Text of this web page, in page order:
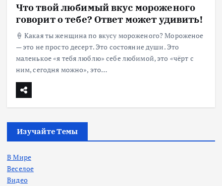
Что твой любимый вкус мороженого
говорит о тебе? Ответ может удивить!
🍦 Какая ты женщина по вкусу мороженого? Мороженое
— это не просто десерт. Это состояние души. Это
маленькое «я тебя люблю» себе любимой, это «чёрт с
ним, сегодня можно», это…
Изучайте Темы
В Мире
Веселое
Видео